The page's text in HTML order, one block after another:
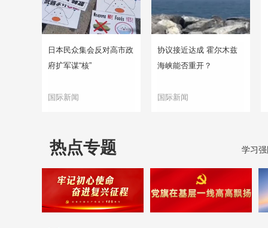
日本民众集会反对高市政
府扩军谋“核”
国际新闻
协议接近达成 霍尔木兹
海峡能否重开？
国际新闻
热点专题 学习